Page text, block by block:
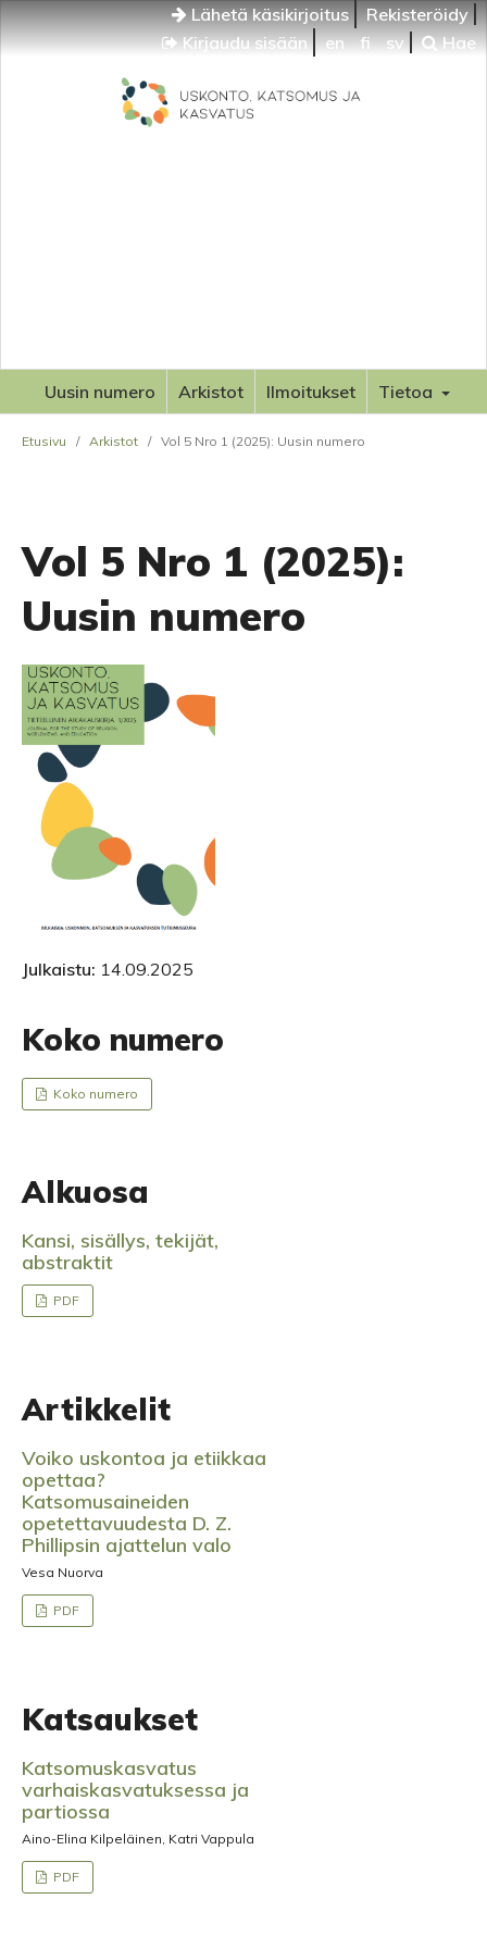
Lähetä käsikirjoitus
Rekisteröidy
Kirjaudu sisään
en fi sv Hae
Uusin numero Arkistot Ilmoitukset Tietoa
Etusivu / Arkistot / Vol 5 Nro 1 (2025): Uusin numero
Vol 5 Nro 1 (2025):
Uusin numero
Julkaistu: 14.09.2025
Koko numero
Koko numero
Alkuosa
Kansi, sisällys, tekijät,
abstraktit
PDF
Artikkelit
Voiko uskontoa ja etiikkaa
opettaa?
Katsomusaineiden
opetettavuudesta D. Z.
Phillipsin ajattelun valo
Vesa Nuorva
PDF
Katsaukset
Katsomuskasvatus
varhaiskasvatuksessa ja
partiossa
Aino-Elina Kilpeläinen, Katri Vappula
PDF